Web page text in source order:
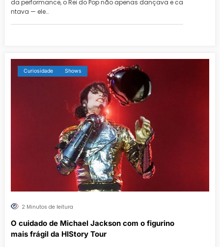
da performance, o Rei do Pop não apenas dançava e ca
ntava — ele…
Curiosidade Shows
2 Minutos de leitura
O cuidado de Michael Jackson com o figurino
mais frágil da HIStory Tour